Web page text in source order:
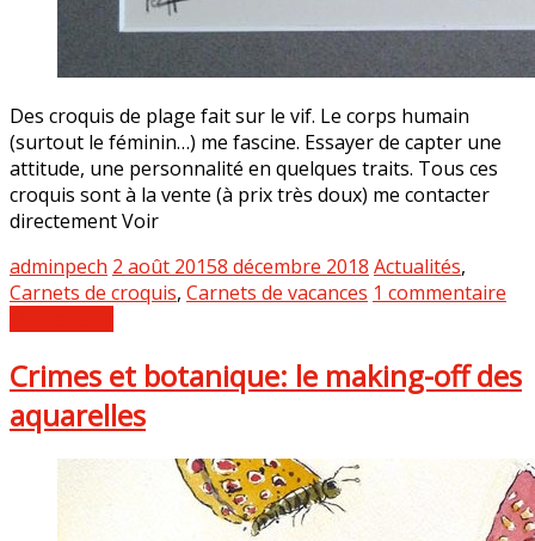
Des croquis de plage fait sur le vif. Le corps humain
(surtout le féminin…) me fascine. Essayer de capter une
attitude, une personnalité en quelques traits. Tous ces
croquis sont à la vente (à prix très doux) me contacter
directement Voir
adminpech 2 août 20158 décembre 2018 Actualités,
Carnets de croquis, Carnets de vacances 1 commentaire
Crimes et botanique: le making-off des
aquarelles